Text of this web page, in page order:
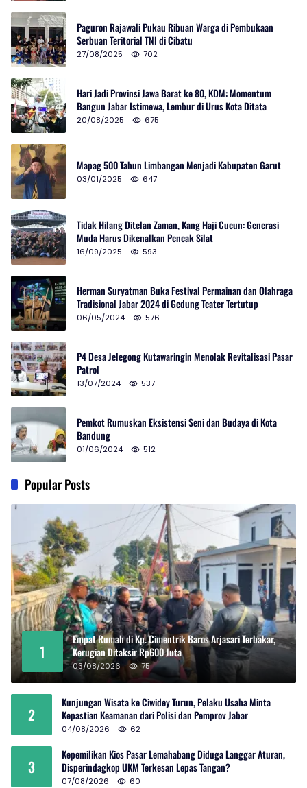
Paguron Rajawali Pukau Ribuan Warga di Pembukaan
Serbuan Teritorial TNI di Cibatu
27/08/2025 702
Hari Jadi Provinsi Jawa Barat ke 80, KDM: Momentum
Bangun Jabar Istimewa, Lembur di Urus Kota Ditata
20/08/2025 675
Mapag 500 Tahun Limbangan Menjadi Kabupaten Garut
03/01/2025 647
Tidak Hilang Ditelan Zaman, Kang Haji Cucun: Generasi
Muda Harus Dikenalkan Pencak Silat
16/09/2025 593
Herman Suryatman Buka Festival Permainan dan Olahraga
Tradisional Jabar 2024 di Gedung Teater Tertutup
06/05/2024 576
P4 Desa Jelegong Kutawaringin Menolak Revitalisasi Pasar
Patrol
13/07/2024 537
Pemkot Rumuskan Eksistensi Seni dan Budaya di Kota
Bandung
01/06/2024 512
Popular Posts
1
Empat Rumah di Kp. Cimentrik Baros Arjasari Terbakar,
Kerugian Ditaksir Rp600 Juta
03/08/2026 75
2
Kunjungan Wisata ke Ciwidey Turun, Pelaku Usaha Minta
Kepastian Keamanan dari Polisi dan Pemprov Jabar
04/08/2026 62
3
Kepemilikan Kios Pasar Lemahabang Diduga Langgar Aturan,
Disperindagkop UKM Terkesan Lepas Tangan?
07/08/2026 60